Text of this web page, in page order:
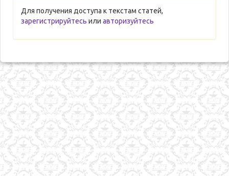
Для получения доступа к текстам статей,
зарегистрируйтесь или авторизуйтесь